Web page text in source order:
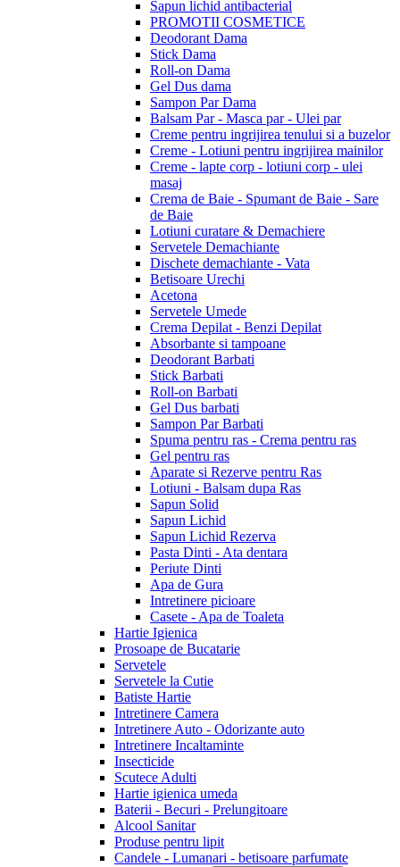
Sapun lichid antibacterial
PROMOTII COSMETICE
Deodorant Dama
Stick Dama
Roll-on Dama
Gel Dus dama
Sampon Par Dama
Balsam Par - Masca par - Ulei par
Creme pentru ingrijirea tenului si a buzelor
Creme - Lotiuni pentru ingrijirea mainilor
Creme - lapte corp - lotiuni corp - ulei
masaj
Crema de Baie - Spumant de Baie - Sare
de Baie
Lotiuni curatare & Demachiere
Servetele Demachiante
Dischete demachiante - Vata
Betisoare Urechi
Acetona
Servetele Umede
Crema Depilat - Benzi Depilat
Absorbante si tampoane
Deodorant Barbati
Stick Barbati
Roll-on Barbati
Gel Dus barbati
Sampon Par Barbati
Spuma pentru ras - Crema pentru ras
Gel pentru ras
Aparate si Rezerve pentru Ras
Lotiuni - Balsam dupa Ras
Sapun Solid
Sapun Lichid
Sapun Lichid Rezerva
Pasta Dinti - Ata dentara
Periute Dinti
Apa de Gura
Intretinere picioare
Casete - Apa de Toaleta
Hartie Igienica
Prosoape de Bucatarie
Servetele
Servetele la Cutie
Batiste Hartie
Intretinere Camera
Intretinere Auto - Odorizante auto
Intretinere Incaltaminte
Insecticide
Scutece Adulti
Hartie igienica umeda
Baterii - Becuri - Prelungitoare
Alcool Sanitar
Produse pentru lipit
Candele - Lumanari - betisoare parfumate